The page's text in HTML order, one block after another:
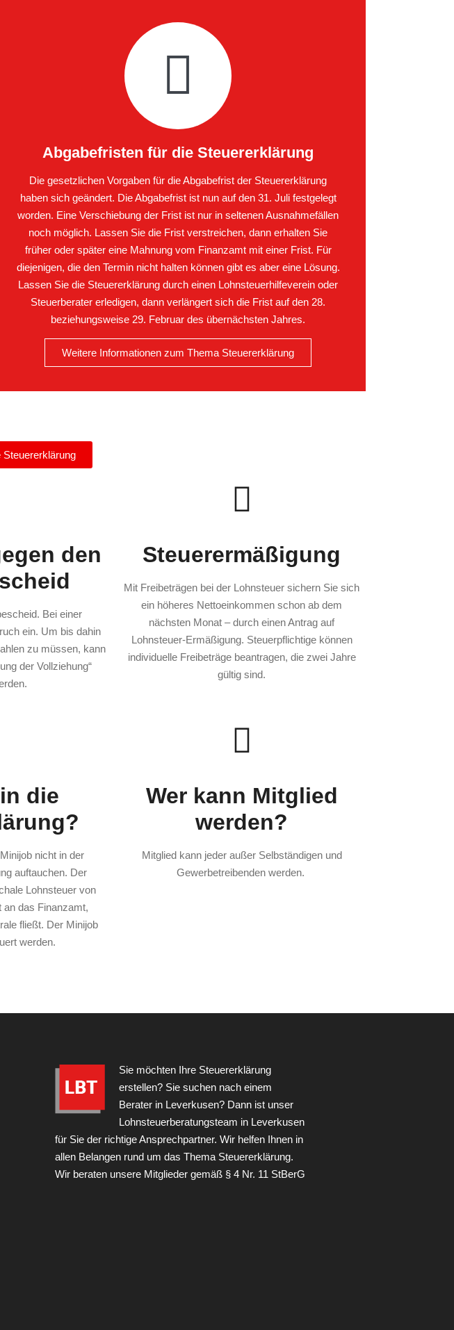
Abgabefristen für die Steuererklärung
Die gesetzlichen Vorgaben für die Abgabefrist der Steuererklärung
haben sich geändert. Die Abgabefrist ist nun auf den 31. Juli festgelegt
worden. Eine Verschiebung der Frist ist nur in seltenen Ausnahmefällen
noch möglich. Lassen Sie die Frist verstreichen, dann erhalten Sie
früher oder später eine Mahnung vom Finanzamt mit einer Frist. Für
diejenigen, die den Termin nicht halten können gibt es aber eine Lösung.
Lassen Sie die Steuererklärung durch einen Lohnsteuerhilfeverein oder
Steuerberater erledigen, dann verlängert sich die Frist auf den 28.
beziehungsweise 29. Februar des übernächsten Jahres.
Weitere Informationen zum Thema Steuererklärung
den
Bei einer
ein. Um bis dahin
zu müssen, kann
der Vollziehung“
Steuerermäßigung
Mit Freibeträgen bei der Lohnsteuer sichern Sie sich
ein höheres Nettoeinkommen schon ab dem
nächsten Monat – durch einen Antrag auf
Lohnsteuer-Ermäßigung. Steuerpflichtige können
individuelle Freibeträge beantragen, die zwei Jahre
gültig sind.
die
nicht in der
auftauchen. Der
Lohnsteuer von
an das Finanzamt,
fließt. Der Minijob
werden.
Wer kann Mitglied
werden?
Mitglied kann jeder außer Selbständigen und
Gewerbetreibenden werden.
Sie möchten Ihre Steuererklärung
erstellen? Sie suchen nach einem
Berater in Leverkusen? Dann ist unser
Lohnsteuerberatungsteam in Leverkusen
für Sie der richtige Ansprechpartner. Wir helfen Ihnen in
allen Belangen rund um das Thema Steuererklärung.
Wir beraten unsere Mitglieder gemäß § 4 Nr. 11 StBerG